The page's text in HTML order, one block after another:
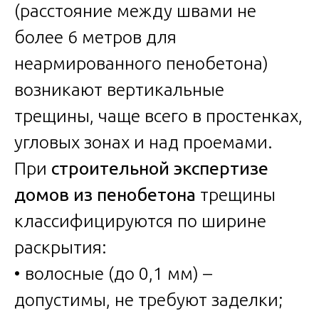
(расстояние между швами не
более 6 метров для
неармированного пенобетона)
возникают вертикальные
трещины, чаще всего в простенках,
угловых зонах и над проемами.
При строительной экспертизе
домов из пенобетона трещины
классифицируются по ширине
раскрытия:
• волосные (до 0,1 мм) –
допустимы, не требуют заделки;